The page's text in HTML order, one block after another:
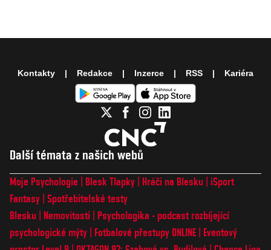
Další témata z našich webů
Moje Psychologie Blesk Tlapky Hráči na Blesku
iSport
Fantasy Spotřebitelské testy
Blesku
Nemovitosti
Psychologika - podcast rozbíjející
psychologické mýty
Fotbalové přestupy ONLINE
Eventový
Kontakty Redakce Inzerce RSS Kariéra